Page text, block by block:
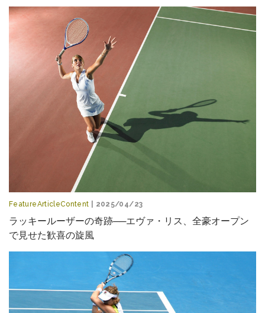
FeatureArticleContent | 2025/04/23
ラッキールーザーの奇跡──エヴァ・リス、全豪オープン
で見せた歓喜の旋風